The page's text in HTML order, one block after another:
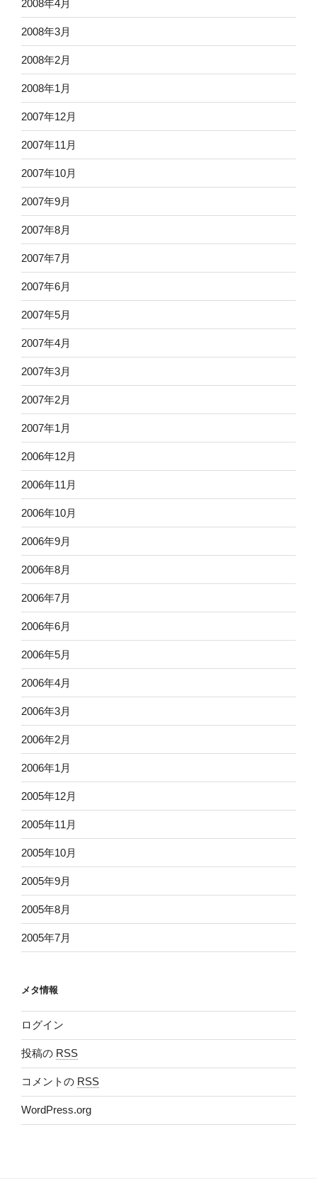
2008年4月
2008年3月
2008年2月
2008年1月
2007年12月
2007年11月
2007年10月
2007年9月
2007年8月
2007年7月
2007年6月
2007年5月
2007年4月
2007年3月
2007年2月
2007年1月
2006年12月
2006年11月
2006年10月
2006年9月
2006年8月
2006年7月
2006年6月
2006年5月
2006年4月
2006年3月
2006年2月
2006年1月
2005年12月
2005年11月
2005年10月
2005年9月
2005年8月
2005年7月
メタ情報
ログイン
投稿の RSS
コメントの RSS
WordPress.org